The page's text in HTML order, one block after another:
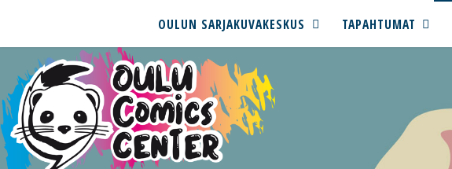
OULUN SARJAKUVAKESKUS TAPAHTUMAT